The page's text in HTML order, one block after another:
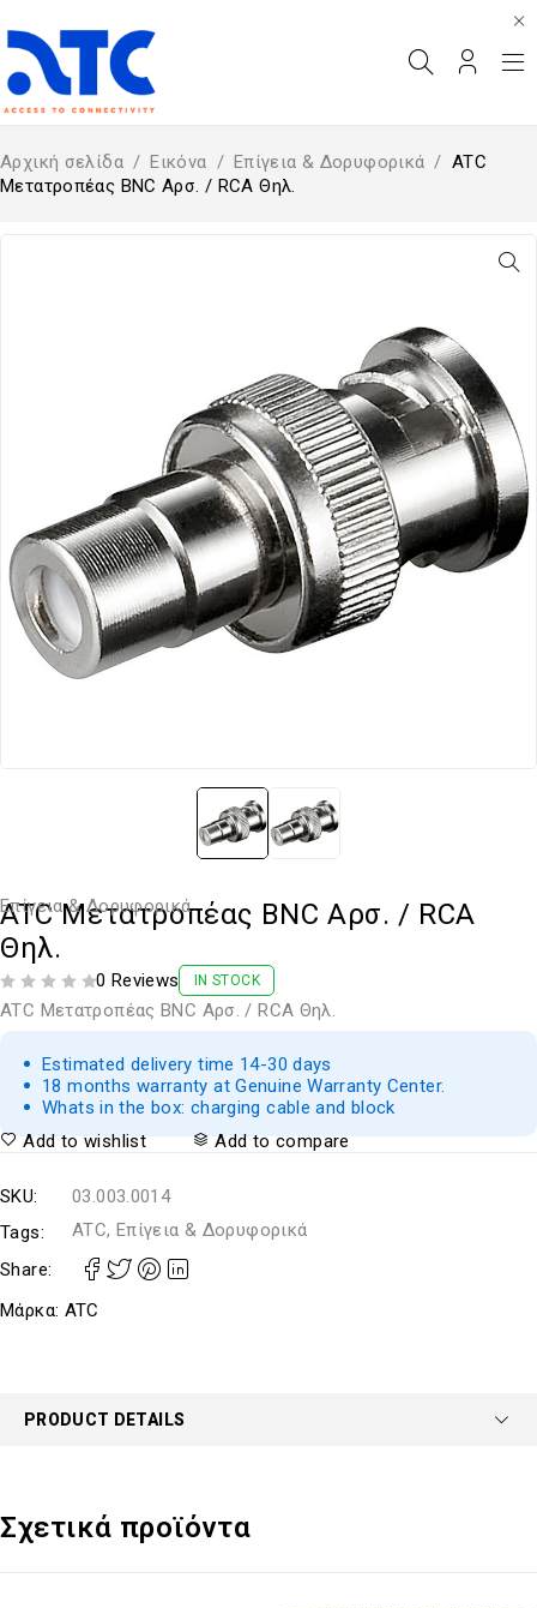
Αρχική σελίδα / Εικόνα / Επίγεια & Δορυφορικά / ATC
Μετατροπέας BNC Αρσ. / RCA Θηλ.
Επίγεια & Δορυφορικά
ATC Μετατροπέας BNC Αρσ. / RCA
Θηλ.
0 Reviews IN STOCK
ATC Μετατροπέας BNC Αρσ. / RCA Θηλ.
Estimated delivery time 14-30 days
18 months warranty at Genuine Warranty Center.
Whats in the box: charging cable and block
Add to wishlist
Add to compare
SKU:
03.003.0014
Tags:
ATC, Επίγεια & Δορυφορικά
Share:
Μάρκα: ATC
PRODUCT DETAILS
Σχετικά προϊόντα